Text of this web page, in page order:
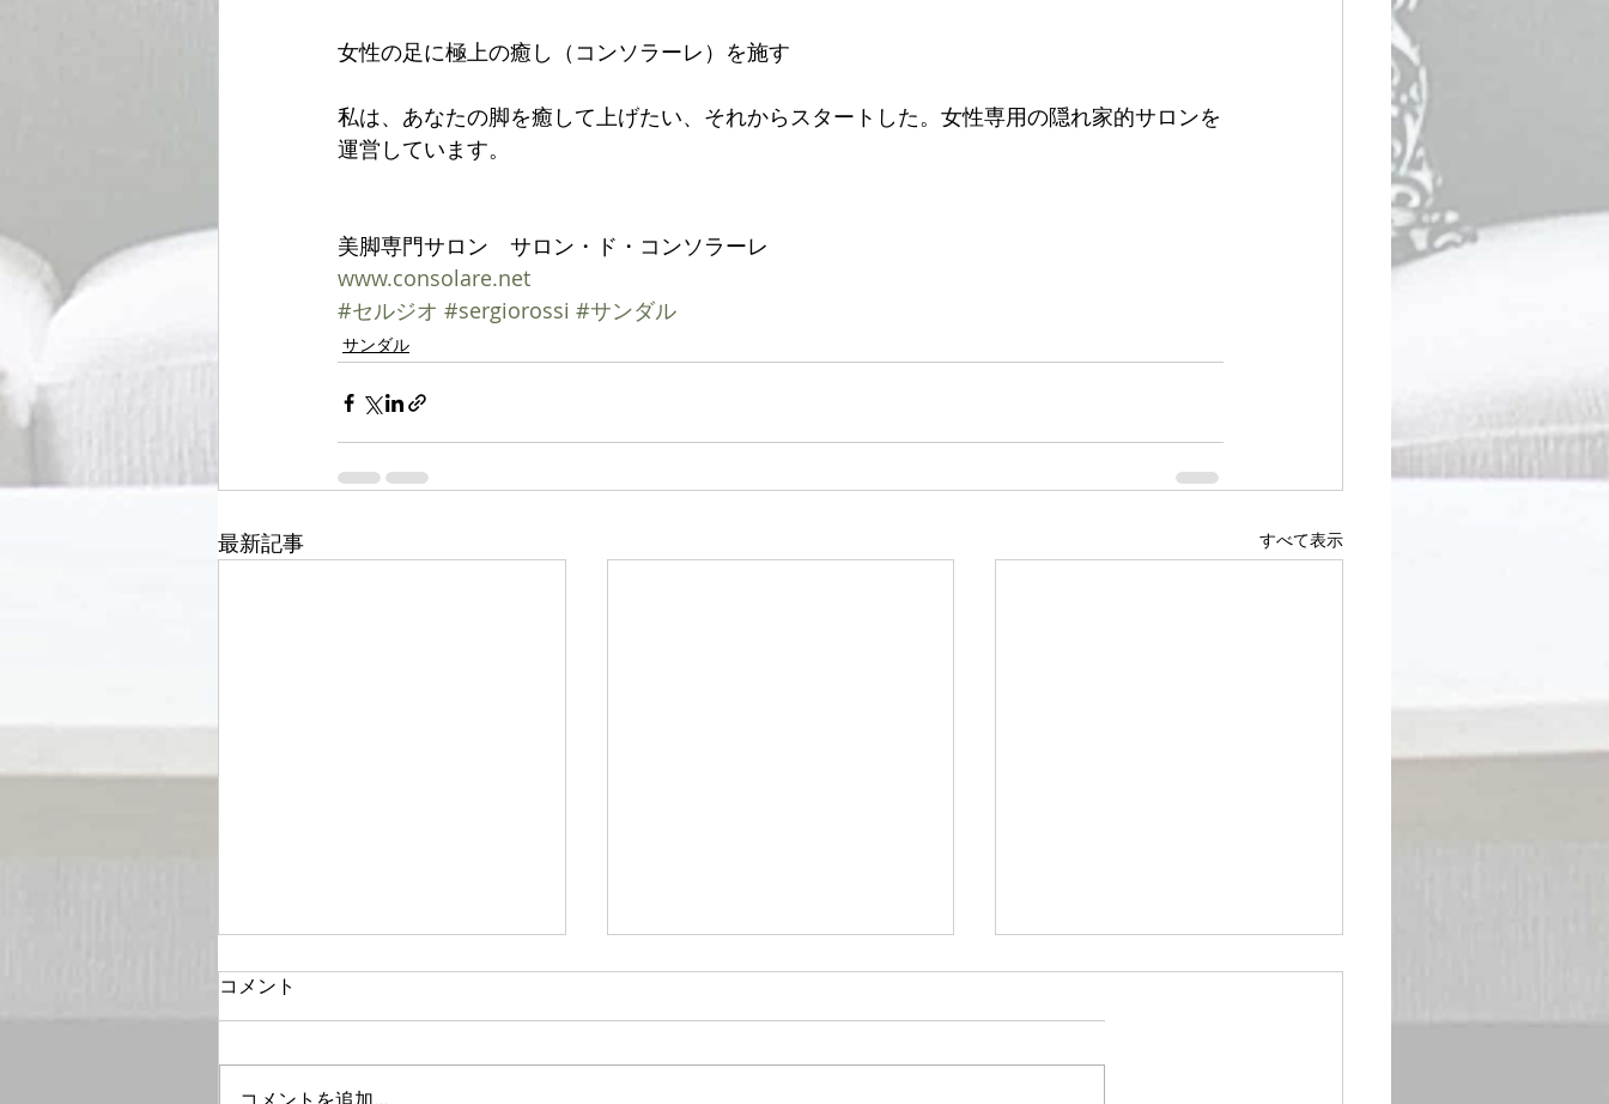
女性の足に極上の癒し（コンソラーレ）を施す
私は、あなたの脚を癒して上げたい、それからスタートした。女性専用の隠れ家的サロンを
運営しています。
美脚専門サロン　サロン・ド・コンソラーレ
www.consolare.net
#セルジオ #sergiorossi #サンダル
サンダル
最新記事 すべて表示
コメント